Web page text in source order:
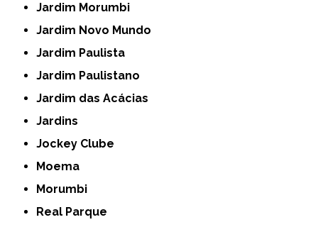
Jardim Morumbi
Jardim Novo Mundo
Jardim Paulista
Jardim Paulistano
Jardim das Acácias
Jardins
Jockey Clube
Moema
Morumbi
Real Parque